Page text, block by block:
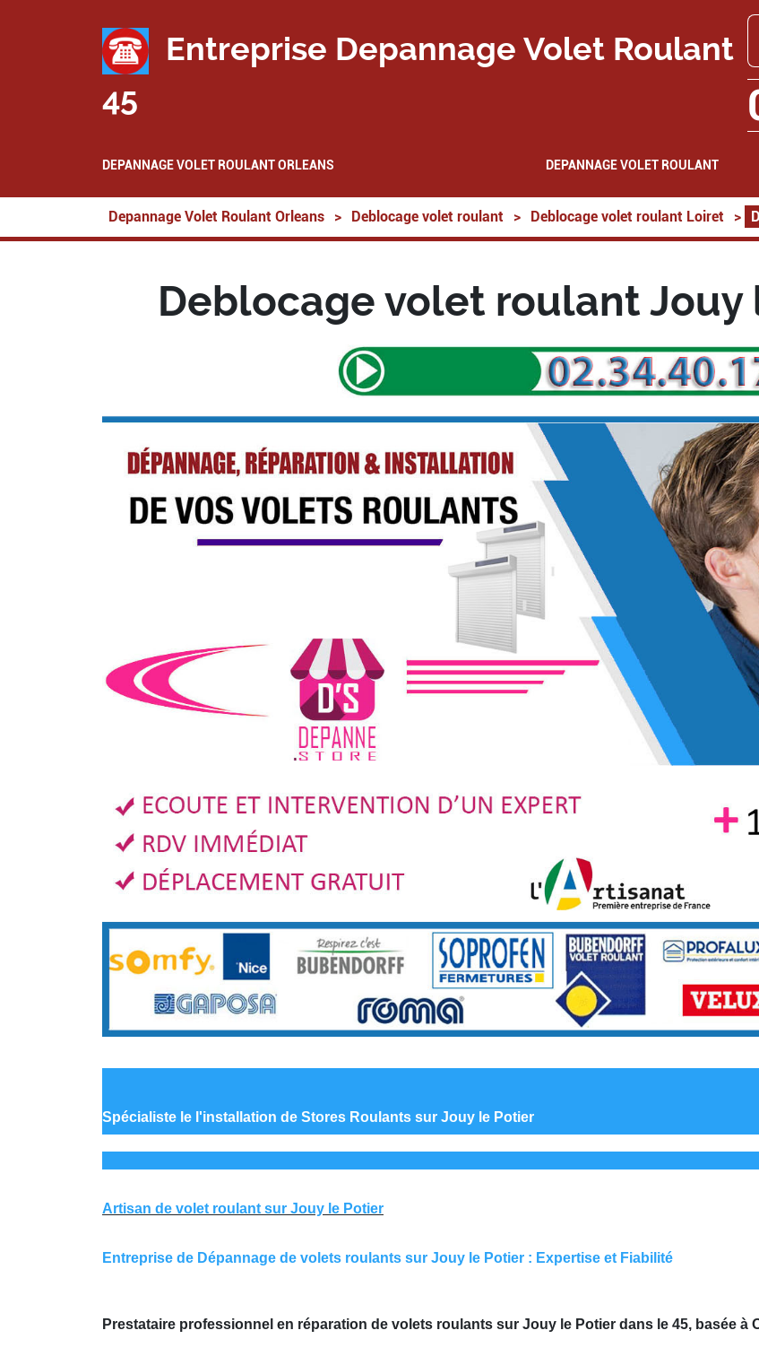
Entreprise Depannage Volet Roulant
45
DEPANNAGE VOLET ROULANT ORLEANS DEPANNAGE VOLET ROULANT
Depannage Volet Roulant Orleans > Deblocage volet roulant > Deblocage volet roulant Loiret >
Deblocage volet roulant Jouy
Spécialiste le l'installation de Stores Roulants sur Jouy le Potier
Artisan de volet roulant sur Jouy le Potier
Entreprise de Dépannage de volets roulants sur Jouy le Potier : Expertise et Fiabilité
Prestataire professionnel en réparation de volets roulants sur Jouy le Potier dans le 45, basée à